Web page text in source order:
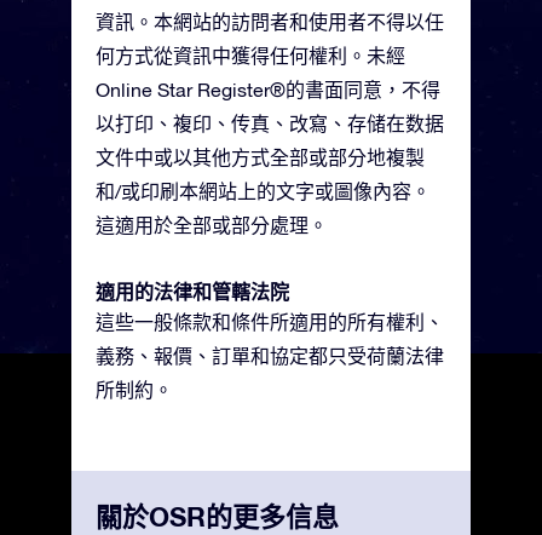
資訊。本網站的訪問者和使用者不得以任
何方式從資訊中獲得任何權利。未經
Online Star Register®的書面同意，不得
以打印、複印、传真、改寫、存储在数据
文件中或以其他方式全部或部分地複製
和/或印刷本網站上的文字或圖像內容。
這適用於全部或部分處理。
適用的法律和管轄法院
這些一般條款和條件所適用的所有權利、
義務、報價、訂單和協定都只受荷蘭法律
所制約。
關於OSR的更多信息